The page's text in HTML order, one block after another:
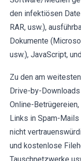
den infektiösen
RAR, usw.),
Dokumente
usw.), JavaScript,
Zu den am
Drive-by-
Online-
Links in Spam-Mails
nicht
und kostenlose